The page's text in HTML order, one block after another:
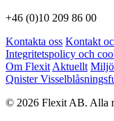
+46 (0)10 209 86 00
Kontakta oss Kontakt
Integritetspolicy och
Om Flexit Aktuellt Miljö
Qnister
© 2026 Flexit AB. Alla